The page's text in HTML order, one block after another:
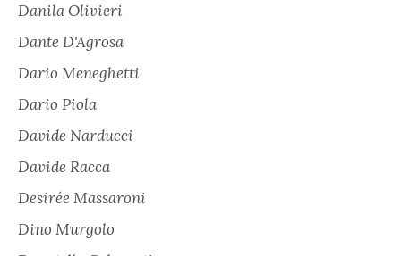
Danila Olivieri
Dante D'Agrosa
Dario Meneghetti
Dario Piola
Davide Narducci
Davide Racca
Desirée Massaroni
Dino Murgolo